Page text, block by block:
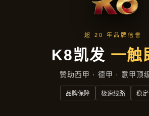
首页 精品项目